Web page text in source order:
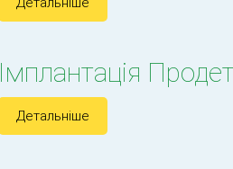
Імплантація
Детальніше